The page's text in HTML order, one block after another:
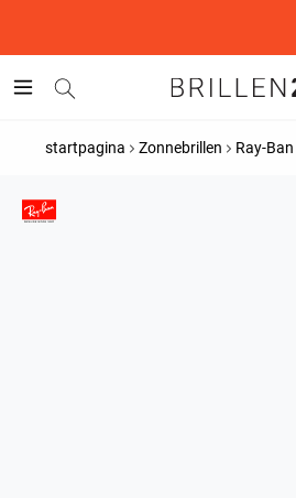
startpagina Zonnebrillen Ray-